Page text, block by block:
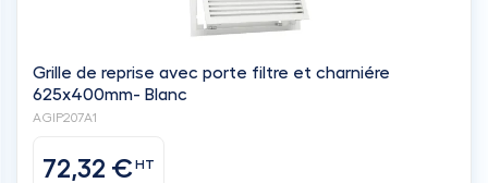
Grille de reprise avec porte filtre et charniére
625x400mm- Blanc
AGIP207A1
72,32 €HT